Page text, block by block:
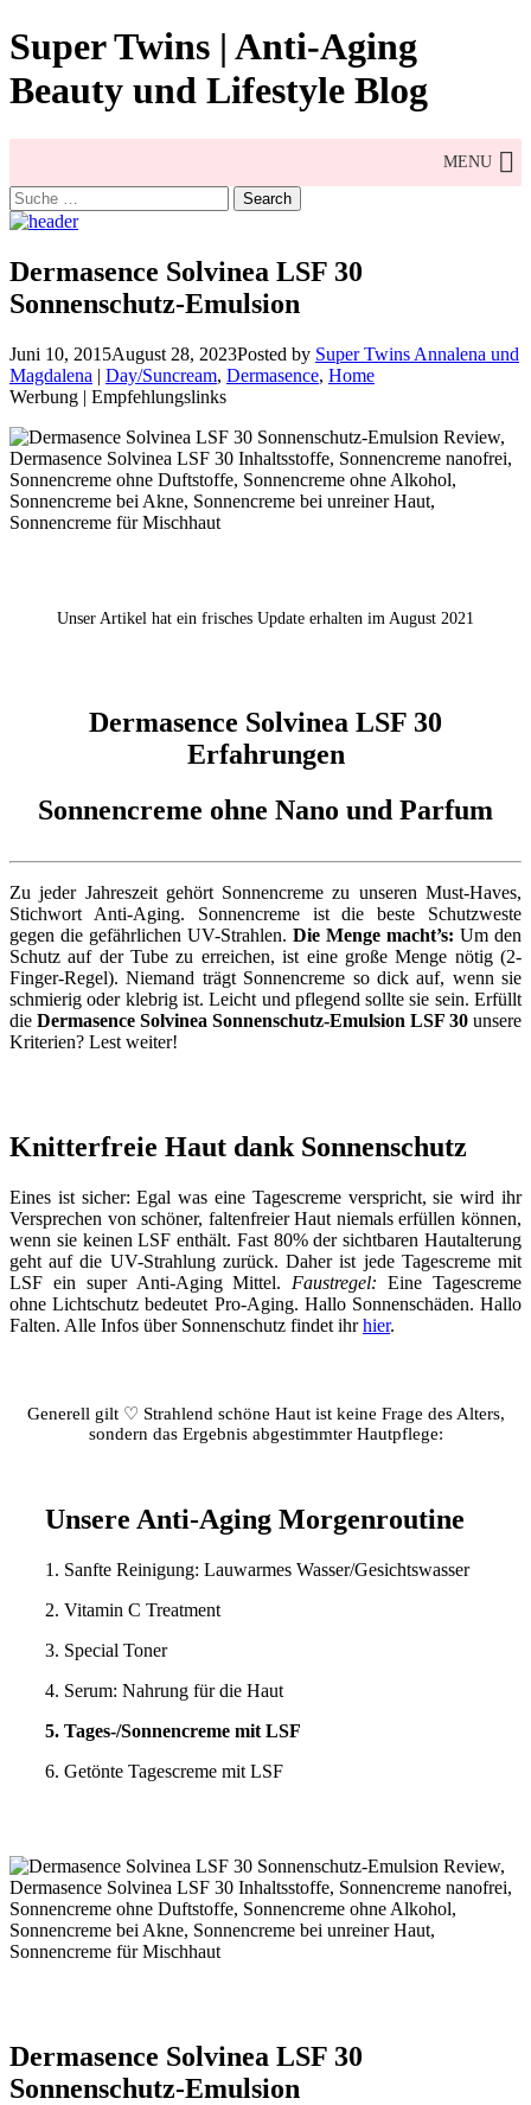
Skip
to
content
Super Twins | Anti-Aging
Beauty und Lifestyle Blog
MENU
Search
for:
Dermasence Solvinea LSF 30
Sonnenschutz-Emulsion
Juni 10, 2015August 28, 2023Posted by Super Twins Annalena und
Magdalena | Day/Suncream, Dermasence, Home
Werbung | Empfehlungslinks
Unser Artikel hat ein frisches Update erhalten im August 2021
Dermasence Solvinea LSF 30
Erfahrungen
Sonnencreme ohne Nano und Parfum
Zu jeder Jahreszeit gehört Sonnencreme zu unseren Must-Haves,
Stichwort Anti-Aging. Sonnencreme ist die beste Schutzweste
gegen die gefährlichen UV-Strahlen. Die Menge macht’s: Um den
Schutz auf der Tube zu erreichen, ist eine große Menge nötig (2-
Finger-Regel). Niemand trägt Sonnencreme so dick auf, wenn sie
schmierig oder klebrig ist. Leicht und pflegend sollte sie sein. Erfüllt
die Dermasence Solvinea Sonnenschutz-Emulsion LSF 30 unsere
Kriterien? Lest weiter!
Knitterfreie Haut dank Sonnenschutz
Eines ist sicher: Egal was eine Tagescreme verspricht, sie wird ihr
Versprechen von schöner, faltenfreier Haut niemals erfüllen können,
wenn sie keinen LSF enthält. Fast 80% der sichtbaren Hautalterung
geht auf die UV-Strahlung zurück. Daher ist jede Tagescreme mit
LSF ein super Anti-Aging Mittel. Faustregel: Eine Tagescreme
ohne Lichtschutz bedeutet Pro-Aging. Hallo Sonnenschäden. Hallo
Falten. Alle Infos über Sonnenschutz findet ihrhier.
Generell gilt ♡ Strahlend schöne Haut ist keine Frage des Alters,
sondern das Ergebnis abgestimmter Hautpflege:
Unsere Anti-Aging Morgenroutine
1. Sanfte Reinigung: Lauwarmes Wasser/Gesichtswasser
2. Vitamin C Treatment
3. Special Toner
4. Serum: Nahrung für die Haut
5. Tages-/Sonnencreme mit LSF
6. Getönte Tagescreme mit LSF
Dermasence Solvinea LSF 30
Sonnenschutz-Emulsion